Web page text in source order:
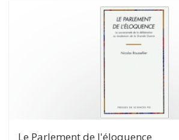
Le Parlement de l'éloquence